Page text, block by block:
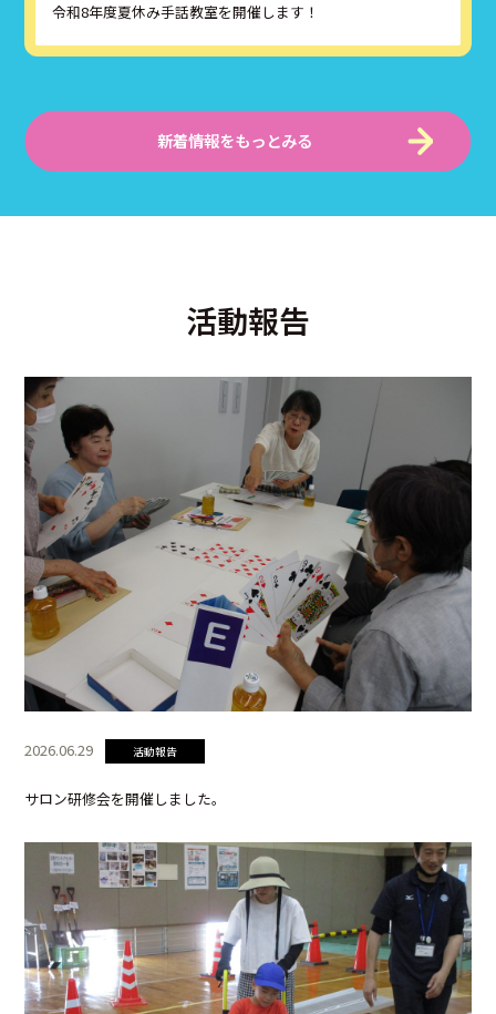
令和8年度夏休み手話教室を開催します！
新着情報をもっとみる
活動報告
2026.06.29 活動報告
サロン研修会を開催しました。